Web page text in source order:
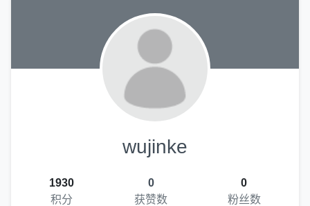
wujinke
1930
积分
0
获赞数
0
粉丝数